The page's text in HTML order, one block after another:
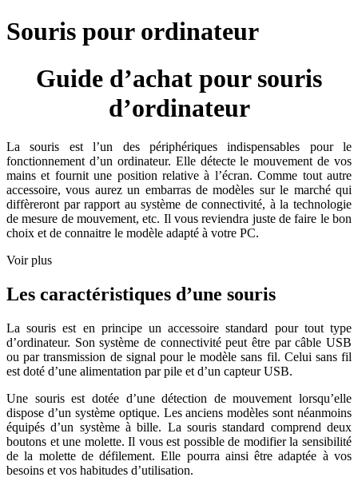
Souris pour ordinateur
Guide d’achat pour souris
d’ordinateur
La souris est l’un des périphériques indispensables pour le
fonctionnement d’un ordinateur. Elle détecte le mouvement de vos
mains et fournit une position relative à l’écran. Comme tout autre
accessoire, vous aurez un embarras de modèles sur le marché qui
diffèreront par rapport au système de connectivité, à la technologie
de mesure de mouvement, etc. Il vous reviendra juste de faire le bon
choix et de connaitre le modèle adapté à votre PC.
Voir plus
Les caractéristiques d’une souris
La souris est en principe un accessoire standard pour tout type
d’ordinateur. Son système de connectivité peut être par câble USB
ou par transmission de signal pour le modèle sans fil. Celui sans fil
est doté d’une alimentation par pile et d’un capteur USB.
Une souris est dotée d’une détection de mouvement lorsqu’elle
dispose d’un système optique. Les anciens modèles sont néanmoins
équipés d’un système à bille. La souris standard comprend deux
boutons et une molette. Il vous est possible de modifier la sensibilité
de la molette de défilement. Elle pourra ainsi être adaptée à vos
besoins et vos habitudes d’utilisation.